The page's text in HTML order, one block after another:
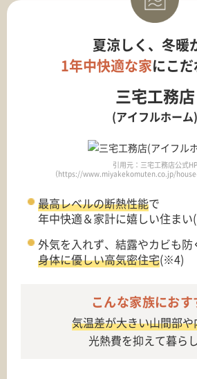
夏涼しく、冬暖
1年中快適な家にこ
三宅工務店
(アイフルホーム)
引用元：三宅工務店公式HP
（https://www.miyakekomuten.co.jp/
最高レベルの断熱性能で
年中快適＆家計に嬉しい住ま
外気を入れず、結露やカビも防
身体に優しい高気密住宅(※4)
こんな家族におす
気温差が大きい山間部や
光熱費を抑えて暮ら